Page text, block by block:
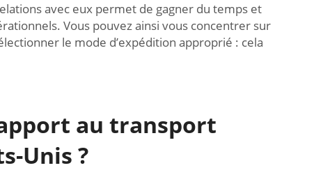
avec eux permet de gagner du temps et
Vous pouvez ainsi vous concentrer sur
le mode d’expédition approprié : cela
au transport
Unis ?